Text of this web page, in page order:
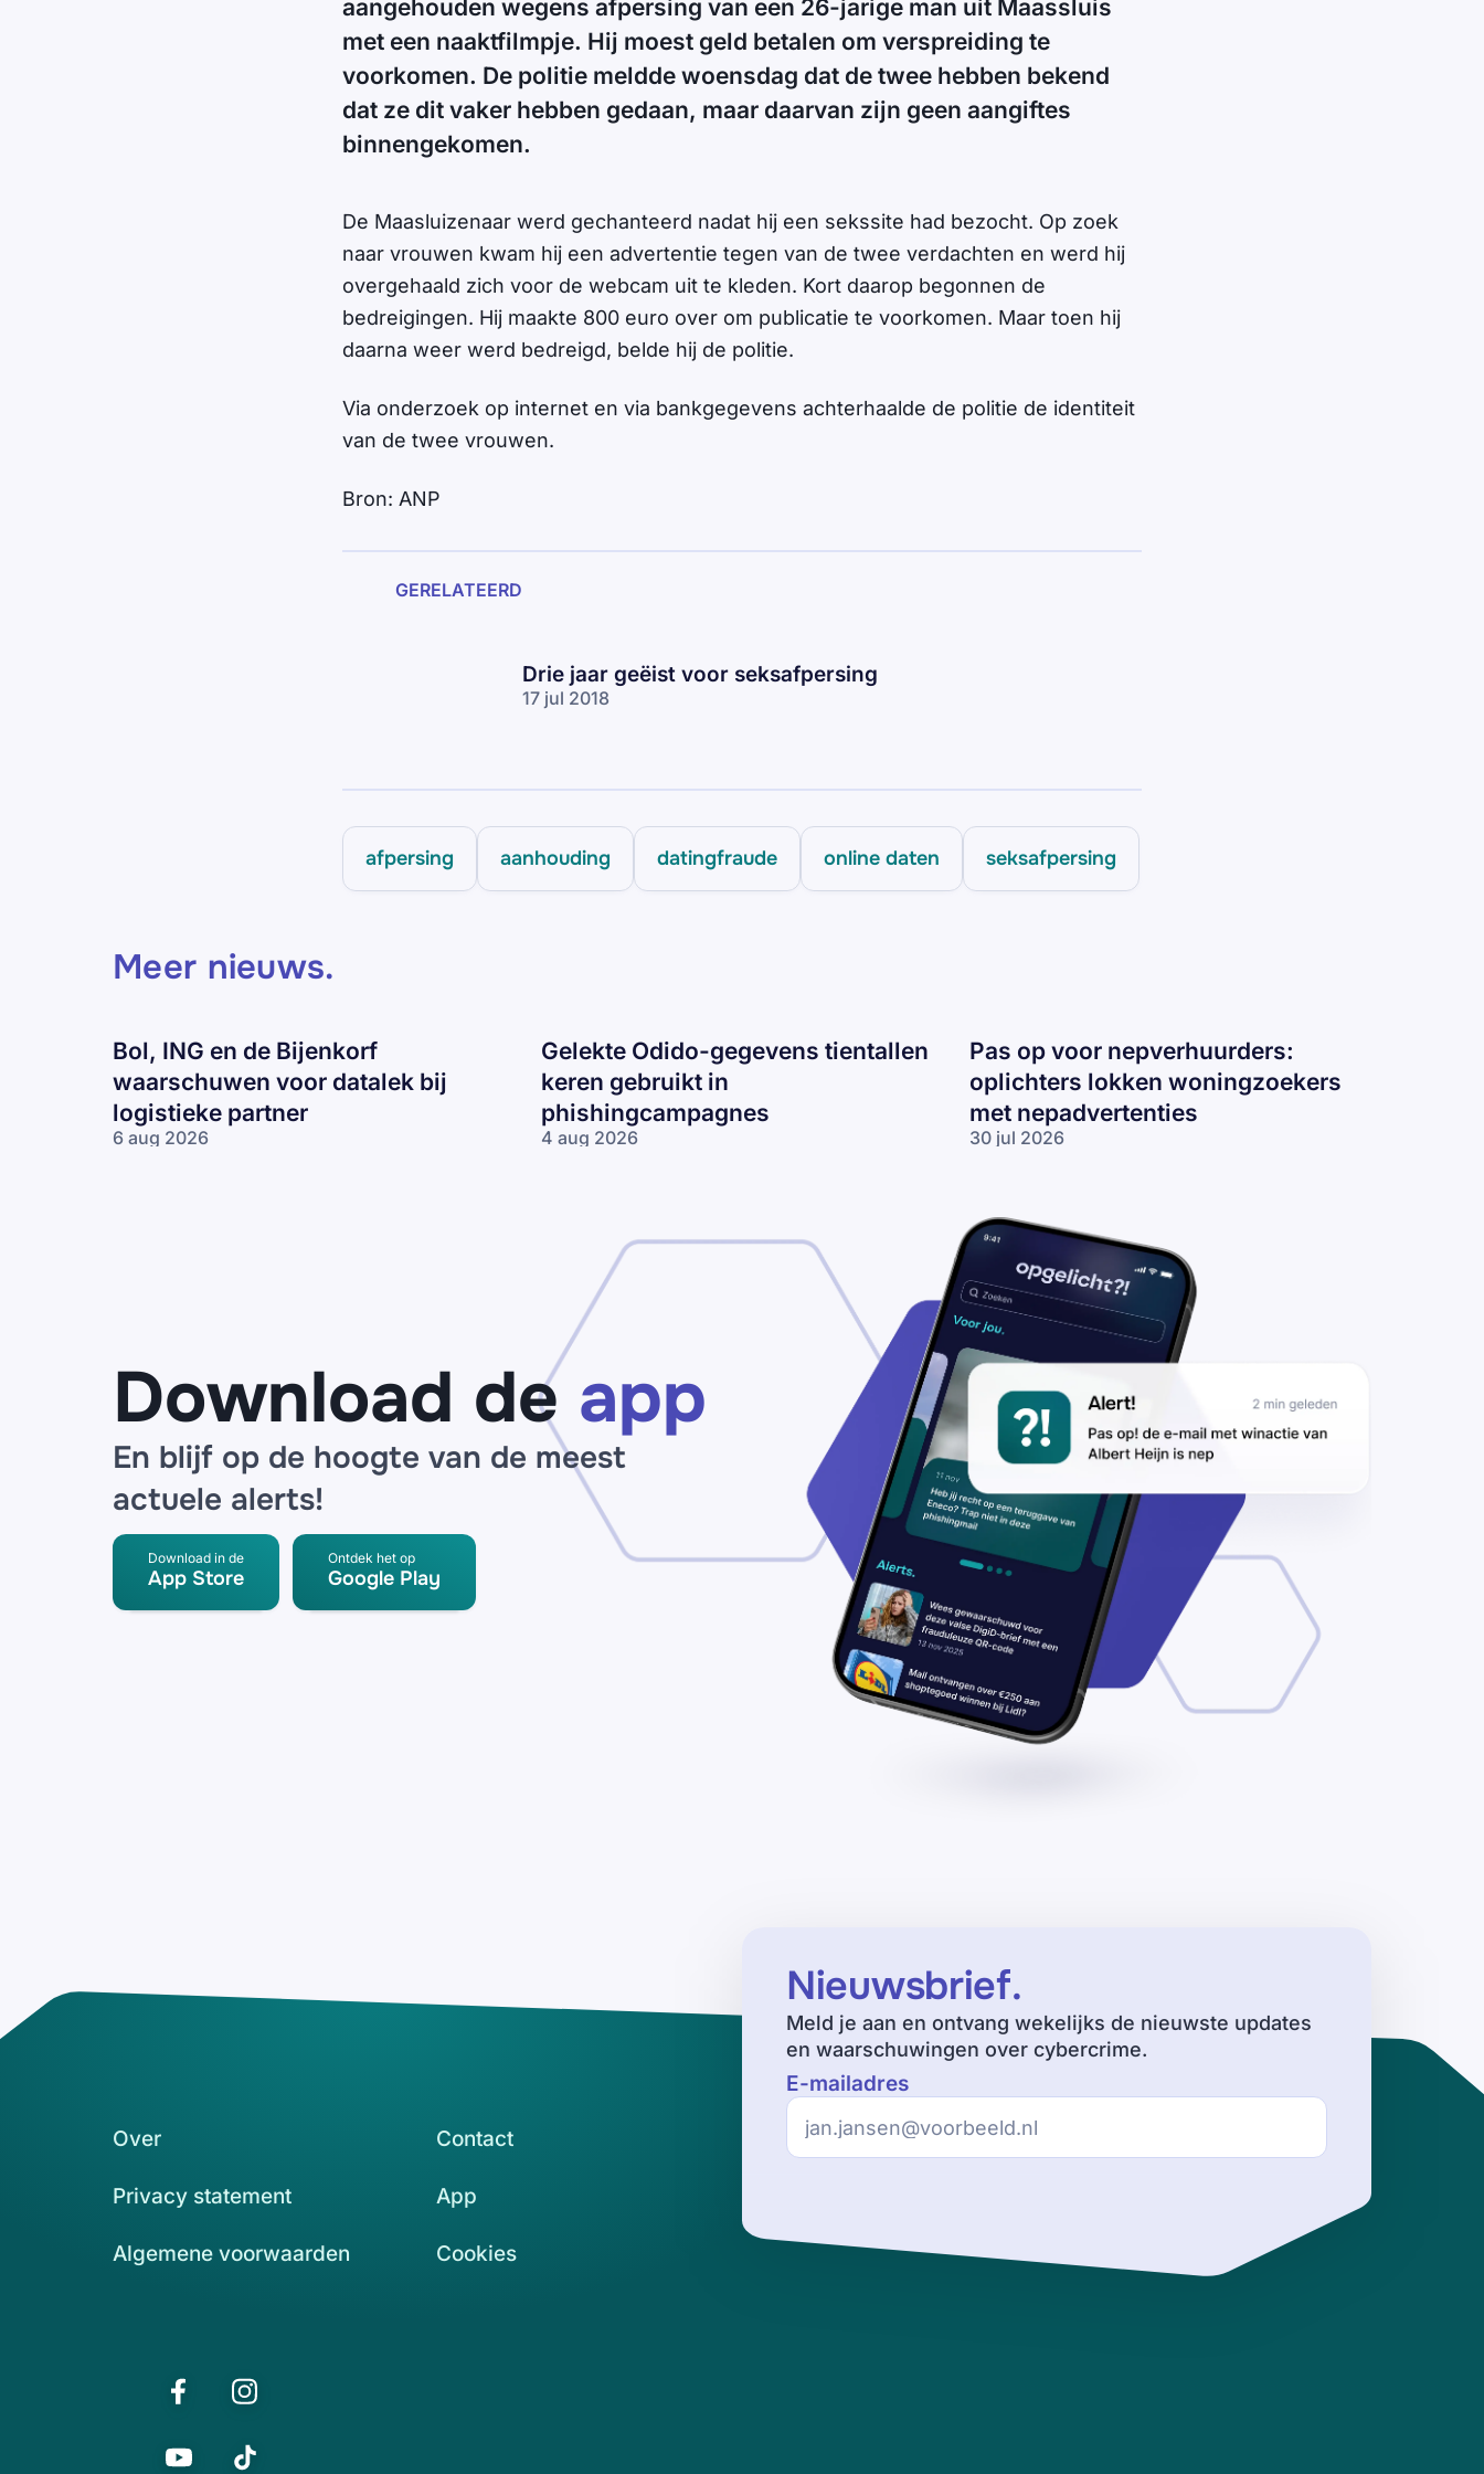
aangehouden wegens afpersing van een 26-jarige man uit Maassluis
met een naaktfilmpje. Hij moest geld betalen om verspreiding te
voorkomen. De politie meldde woensdag dat de twee hebben bekend
dat ze dit vaker hebben gedaan, maar daarvan zijn geen aangiftes
binnengekomen.
De Maasluizenaar werd gechanteerd nadat hij een sekssite had bezocht. Op zoek
naar vrouwen kwam hij een advertentie tegen van de twee verdachten en werd hij
overgehaald zich voor de webcam uit te kleden. Kort daarop begonnen de
bedreigingen. Hij maakte 800 euro over om publicatie te voorkomen. Maar toen hij
daarna weer werd bedreigd, belde hij de politie.
Via onderzoek op internet en via bankgegevens achterhaalde de politie de identiteit
van de twee vrouwen.
Bron: ANP
GERELATEERD
Drie jaar geëist voor seksafpersing
17 jul 2018
afpersing aanhouding datingfraude online daten seksafpersing
Meer nieuws.
Bol, ING en de Bijenkorf
waarschuwen voor datalek bij
logistieke partner
6 aug 2026
Gelekte Odido-gegevens tientallen
keren gebruikt in
phishingcampagnes
4 aug 2026
Pas op voor nepverhuurders:
oplichters lokken woningzoekers
met nepadvertenties
30 jul 2026
lokken
woningzoekers
nepadvertenties
Download de app
En blijf op de hoogte van de meest
actuele alerts!
Download in de
App Store
Ontdek het op
Google Play
Nieuwsbrief.
Meld je aan en ontvang wekelijks de nieuwste updates
en waarschuwingen over cybercrime.
E-mailadres
Over Contact
Privacy statement App
Algemene voorwaarden Cookies